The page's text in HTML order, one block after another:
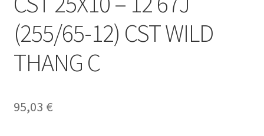
(255/65-12) CST WILD
THANG C
95,03 €